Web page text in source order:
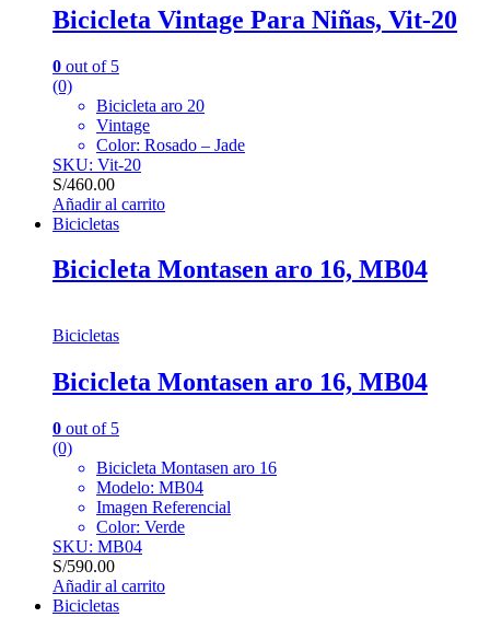
Bicicleta Vintage Para Niñas, Vit-20
0 out of 5
(0)
Bicicleta aro 20
Vintage
Color: Rosado – Jade
SKU: Vit-20
S/460.00
Añadir al carrito
Bicicletas
Bicicleta Montasen aro 16, MB04
Bicicletas
Bicicleta Montasen aro 16, MB04
0 out of 5
(0)
Bicicleta Montasen aro 16
Modelo: MB04
Imagen Referencial
Color: Verde
SKU: MB04
S/590.00
Añadir al carrito
Bicicletas